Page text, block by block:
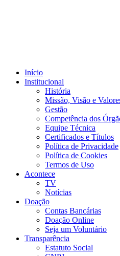
Início
Institucional
História
Missão, Visão e
Gestão
Competência dos
Equipe Técnica
Certificados e Títulos
Política de Privacidade
Política de Cookies
Termos de Uso
Acontece
TV
Notícias
Doação
Contas Bancárias
Doação Online
Seja um Voluntário
Transparência
Estatuto Social